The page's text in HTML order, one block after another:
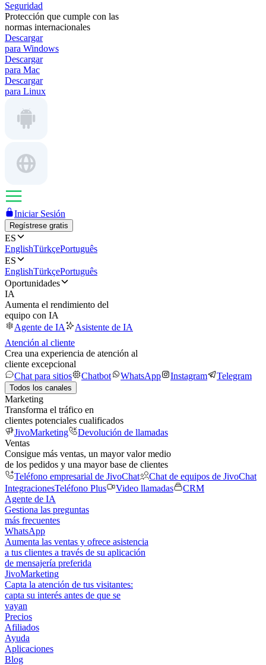
Seguridad
Protección que cumple con las
normas internacionales
Descargar
para Windows
Descargar
para Mac
Descargar
para Linux
Iniciar Sesión
Regístrese gratis
ES
EnglishTürkçePortuguês
ES
EnglishTürkçePortuguês
Oportunidades
IA
Aumenta el rendimiento del
equipo con IA
Agente de IA
Asistente de IA
Atención al cliente
Crea una experiencia de atención al
cliente excepcional
Chat para sitios
Chatbot WhatsApp Instagram Telegram
Todos los canales
Marketing
Transforma el tráfico en
clientes potenciales cualificados
JivoMarketing
Devolución de llamadas
Ventas
Consigue más ventas, un mayor valor medio
de los pedidos y una mayor base de clientes
Teléfono empresarial de JivoChat
Chat de equipos de JivoChat
IntegracionesTeléfono Plus Video llamadas
CRM
Agente de IA
Gestiona las preguntas
más frecuentes
WhatsApp
Aumenta las ventas y ofrece asistencia
a tus clientes a través de su aplicación
de mensajería preferida
JivoMarketing
Capta la atención de tus visitantes:
capta su interés antes de que se
vayan
Precios
Afiliados
Ayuda
Aplicaciones
Blog